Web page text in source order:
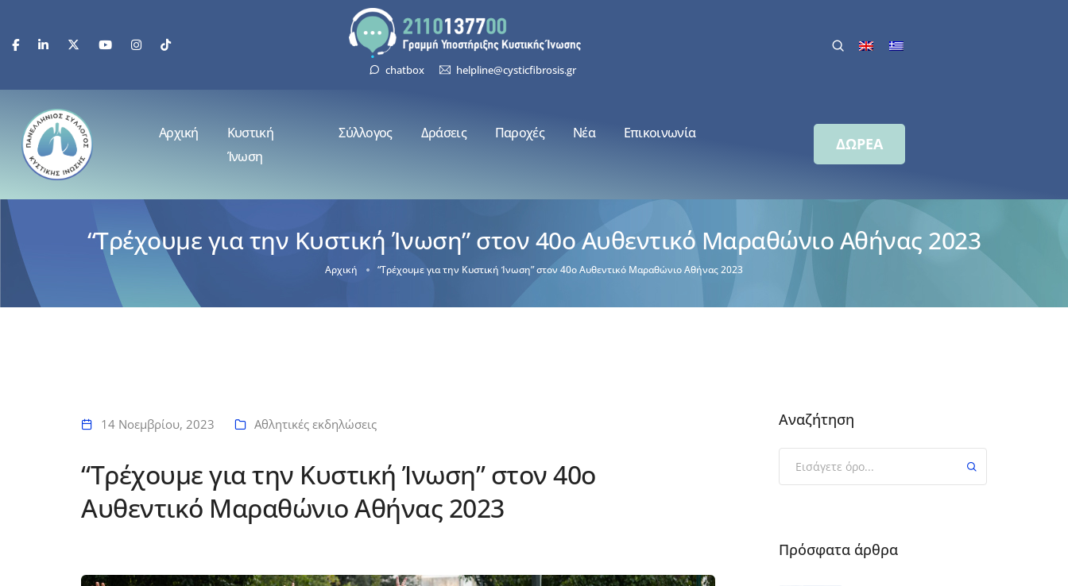
chatbox helpline@cysticfibrosis.gr
Αρχική
Κυστική
Ίνωση
Σύλλογος Δράσεις Παροχές Νέα Επικοινωνία
ΔΩΡΕΑ
“Τρέχουμε για την Κυστική Ίνωση” στον 40ο Αυθεντικό Μαραθώνιο Αθήνας 2023
Αρχική “Τρέχουμε για την Κυστική Ίνωση” στον 40ο Αυθεντικό Μαραθώνιο Αθήνας 2023
14 Νοεμβρίου, 2023 Αθλητικές εκδηλώσεις
“Τρέχουμε για την Κυστική Ίνωση” στον 40ο
Αυθεντικό Μαραθώνιο Αθήνας 2023
Αναζήτηση
Πρόσφατα άρθρα